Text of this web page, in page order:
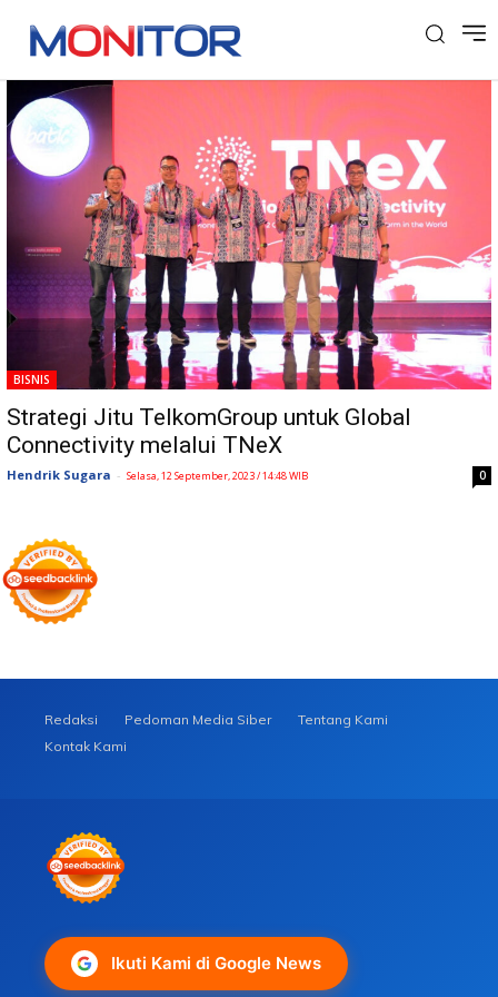
Tag: TNeX
BISNIS
Strategi Jitu TelkomGroup untuk Global
Connectivity melalui TNeX
Hendrik Sugara - Selasa, 12 September, 2023 / 14:48 WIB 0
Redaksi Pedoman Media Siber
Tentang Kami
Kontak Kami
Ikuti Kami di Google News